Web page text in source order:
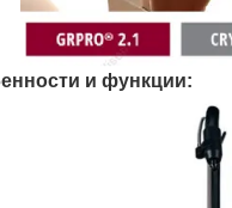
и функции: